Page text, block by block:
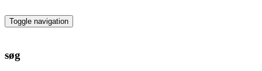
to
the
Toggle navigation
søg